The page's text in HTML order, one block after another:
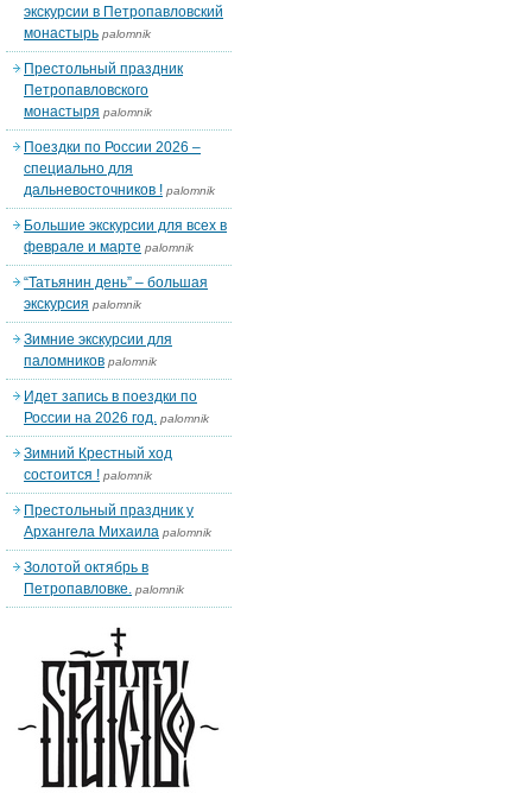
экскурсии в Петропавловский
монастырь palomnik
Престольный праздник
Петропавловского
монастыря palomnik
Поездки по России 2026 –
специально для
дальневосточников ! palomnik
Большие экскурсии для всех в
феврале и марте palomnik
“Татьянин день” – большая
экскурсия palomnik
Зимние экскурсии для
паломников palomnik
Идет запись в поездки по
России на 2026 год. palomnik
Зимний Крестный ход
состоится ! palomnik
Престольный праздник у
Архангела Михаила palomnik
Золотой октябрь в
Петропавловке. palomnik